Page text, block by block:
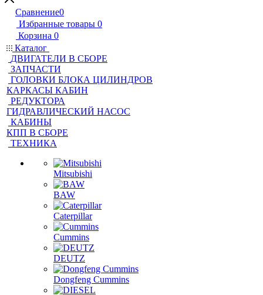
Сравнение0
Избранные товары 0
Корзина 0
Каталог
ДВИГАТЕЛИ В СБОРЕ
ЗАПЧАСТИ
ГОЛОВКИ БЛОКА ЦИЛИНДРОВ
КАРКАСЫ КАБИН
РЕДУКТОРА
ГИДРАВЛИЧЕСКИЙ НАСОС
КАБИНЫ
КПП В СБОРЕ
ТЕХНИКА
Mitsubishi
BAW
Caterpillar
Cummins
DEUTZ
Dongfeng Cummins